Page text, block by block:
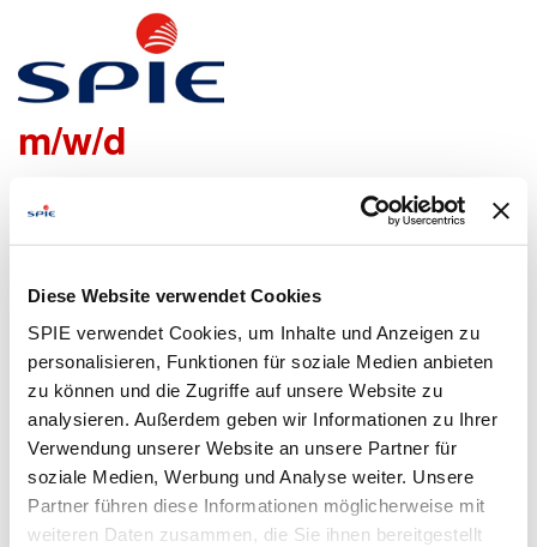
Diese Website verwendet Cookies
SPIE verwendet Cookies, um Inhalte und Anzeigen zu
personalisieren, Funktionen für soziale Medien anbieten
zu können und die Zugriffe auf unsere Website zu
analysieren. Außerdem geben wir Informationen zu Ihrer
Verwendung unserer Website an unsere Partner für
soziale Medien, Werbung und Analyse weiter. Unsere
Partner führen diese Informationen möglicherweise mit
weiteren Daten zusammen, die Sie ihnen bereitgestellt
Strahlenschutzwerker VGB
m/w/d
Wir freuen uns sehr, dass Du Dich bei uns bewerben
möchtest!
Um den Bewerbungsprozess für Dich so einfach wie
an, um Daten zu übermitteln:
Bewerbungsformular
ausfüllen
Lebenslauf
hochladen